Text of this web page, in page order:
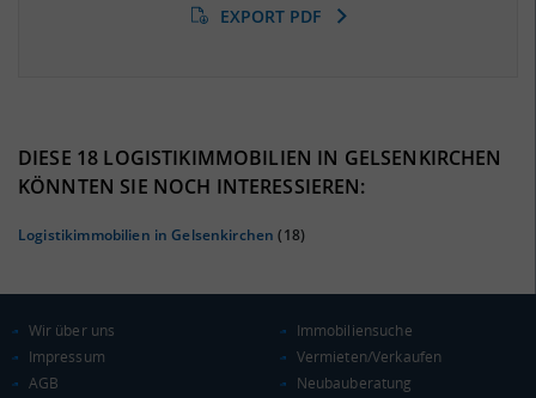
EXPORT PDF
DIESE 18 LOGISTIKIMMOBILIEN IN GELSENKIRCHEN
KÖNNTEN SIE NOCH INTERESSIEREN:
Logistikimmobilien in Gelsenkirchen (18)
Wir über uns
Impressum
AGB
Immobiliensuche
Vermieten/Verkaufen
Neubauberatung